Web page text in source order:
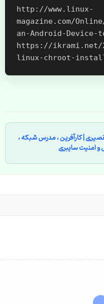
http://
magazine.com/
an-Android-
https://
کارآفرین ، مدرس شبکه ،
سایبری